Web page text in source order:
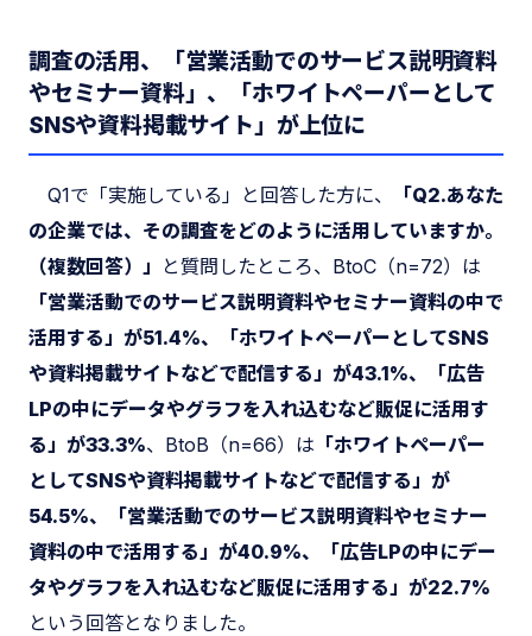
調査の活用、「営業活動でのサービス説明資料
やセミナー資料」、「ホワイトペーパーとして
SNSや資料掲載サイト」が上位に
Q1で「実施している」と回答した方に、
「Q2.あなた
の企業では、その調査をどのように活用していますか。
（複数回答）」
と質問したところ、BtoC（n=72）は
「営業活動でのサービス説明資料やセミナー資料の中で
活用する」が51.4%、「ホワイトペーパーとしてSNS
や資料掲載サイトなどで配信する」が43.1%、「広告
LPの中にデータやグラフを入れ込むなど販促に活用す
る」が33.3%、BtoB（n=66）は 「ホワイトペーパー
としてSNSや資料掲載サイトなどで配信する」が
54.5%、「営業活動でのサービス説明資料やセミナー
資料の中で活用する」が40.9%、「広告LPの中にデー
タやグラフを入れ込むなど販促に活用する」が22.7%
という回答となりました。